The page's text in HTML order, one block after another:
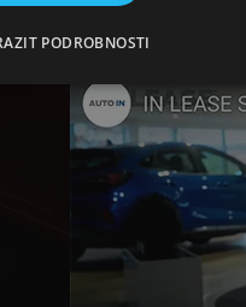
PODROBNOSTI